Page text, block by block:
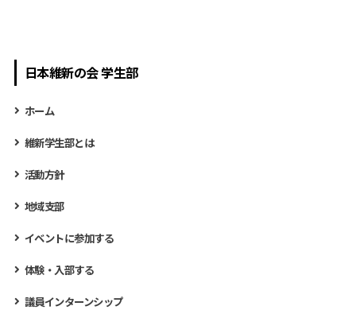
日本維新の会 学生部
ホーム
維新学生部とは
活動方針
地域支部
イベントに参加する
体験・入部する
議員インターンシップ